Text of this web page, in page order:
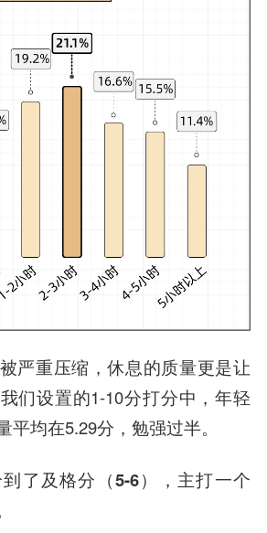
严重压缩，休息的质量更是让
们设置的1-10分打分中，年轻
平均在5.29分，勉强过半。
了及格分（5-6），主打一个